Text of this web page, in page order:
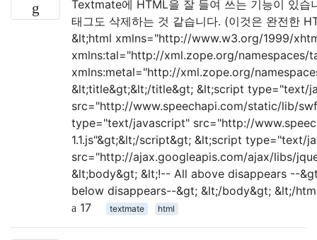
Textmate에 HTML을 잘 들여 쓰는 기능이 있습
태그도 삭제하는 것 같습니다. (이것은 완전한
&lt;html xmlns="http://www.w3.org/1999/
xmlns:tal="http://xml.zope.org/namespaces/
xmlns:metal="http://xml.zope.org/
&lt;title&gt;&lt;/title&gt; &lt;script type="text/
src="http://www.speechapi.com/static/lib/
type="text/javascript" src="http://
1.1.js"&gt;&lt;/script&gt; &lt;script type="text/
src="http://ajax.googleapis.com/ajax/libs/
&lt;body&gt; &lt;!-- All above disappears --
below disappears--&gt; &lt;/body&gt; &lt;/
17
textmate html